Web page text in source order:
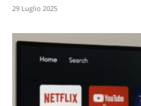
29 Luglio 2025